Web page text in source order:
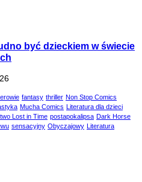
być dzieckiem w świecie
fantasy thriller Non Stop Comics
Mucha Comics Literatura dla dzieci
Lost in Time postapokalipsa Dark Horse
sensacyjny Obyczajowy Literatura